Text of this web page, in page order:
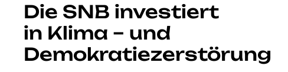
Die SNB investiert
in Klima – und
Demokratiezerstörung